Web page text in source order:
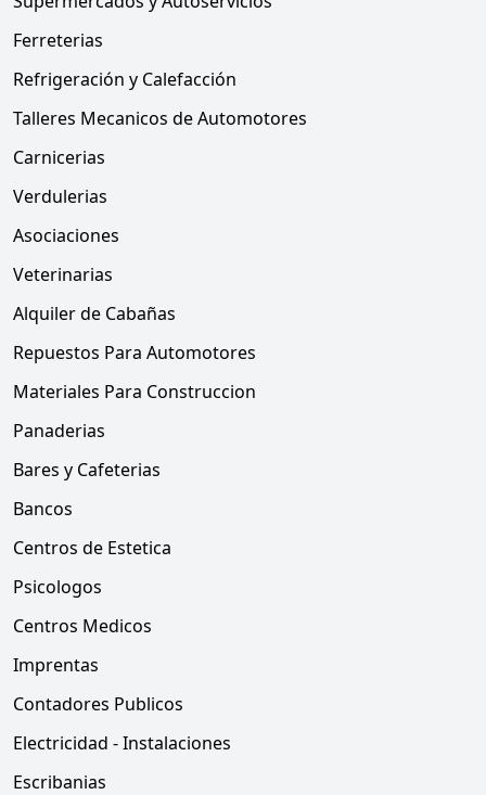
Ferreterias
Refrigeración y Calefacción
Talleres Mecanicos de Automotores
Carnicerias
Verdulerias
Asociaciones
Veterinarias
Alquiler de Cabañas
Repuestos Para Automotores
Materiales Para Construccion
Panaderias
Bares y Cafeterias
Bancos
Centros de Estetica
Psicologos
Centros Medicos
Imprentas
Contadores Publicos
Electricidad - Instalaciones
Escribanias